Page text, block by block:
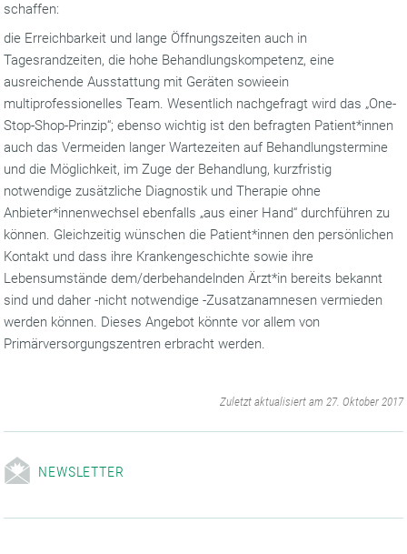
schaffen:
die Erreichbarkeit und lange Öffnungszeiten auch in
Tagesrandzeiten, die hohe Behandlungskompetenz, eine
ausreichende Ausstattung mit Geräten sowieein
multiprofessionelles Team. Wesentlich nachgefragt wird das „One-
Stop-Shop-Prinzip“; ebenso wichtig ist den befragten Patient*innen
auch das Vermeiden langer Wartezeiten auf Behandlungstermine
und die Möglichkeit, im Zuge der Behandlung, kurzfristig
notwendige zusätzliche Diagnostik und Therapie ohne
Anbieter*innenwechsel ebenfalls „aus einer Hand“ durchführen zu
können. Gleichzeitig wünschen die Patient*innen den persönlichen
Kontakt und dass ihre Krankengeschichte sowie ihre
Lebensumstände dem/derbehandelnden Ärzt*in bereits bekannt
sind und daher -nicht notwendige -Zusatzanamnesen vermieden
werden können. Dieses Angebot könnte vor allem von
Primärversorgungszentren erbracht werden.
Zuletzt aktualisiert am 27. Oktober 2017
NEWSLETTER